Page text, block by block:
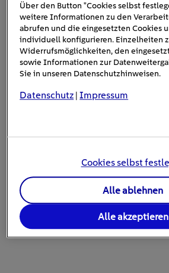
ENERGIE FÜR
bequem bezahlen.
Jetzt die App
Über den Button "Cookies selbst
weitere Informationen zu den
abrufen und die eingesetzten Cookies
individuell konfigurieren. Einzelheiten
Widerrufsmöglichkeiten, den
sowie Informationen zur
Sie in unseren Datenschutzhinweisen.
Datenschutz |Impressum
Cookies selbst
Alle ablehnen
Alle akzeptieren